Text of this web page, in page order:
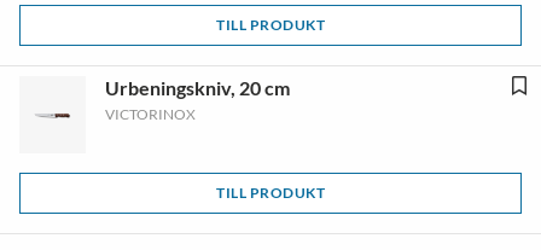
TILL PRODUKT
Urbeningskniv, 20 cm
VICTORINOX
TILL PRODUKT